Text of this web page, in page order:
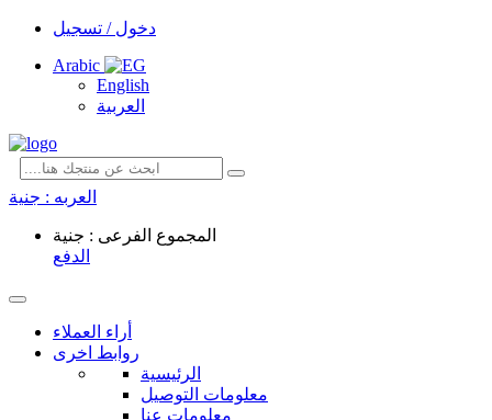
دخول / تسجيل
Arabic
English
العربية
العربه : جنية
المجموع الفرعى : جنية
الدفع
أراء العملاء
روابط اخرى
الرئيسية
معلومات التوصيل
معلومات عنا